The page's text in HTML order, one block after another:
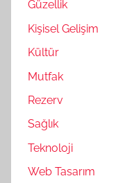
Güzellik
Kişisel Gelişim
Kültür
Mutfak
Rezerv
Sağlık
Teknoloji
Web Tasarım